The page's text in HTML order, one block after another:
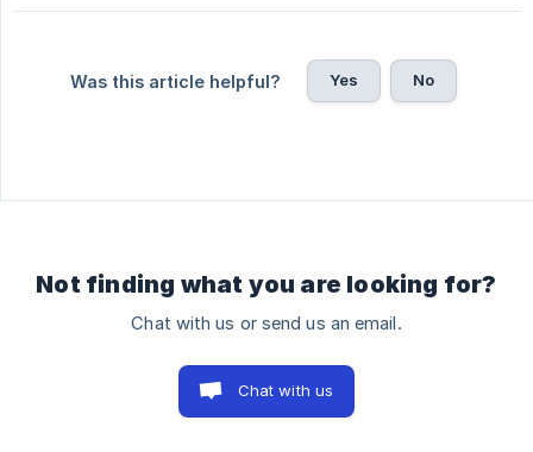
Was this article helpful? Yes No
Not finding what you are looking for?
Chat with us or send us an email.
Chat with us